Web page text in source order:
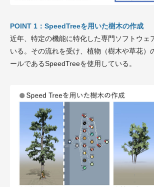
POINT 1： SpeedTreeを用いた樹木の作成
近年、特定の機能に特化した専門ソフトウェ
いる。その流れを受け、植物（樹木や草花）
ールであるSpeedTreeを使用している。